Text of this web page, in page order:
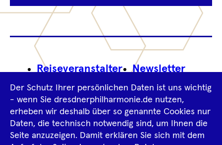
Footer
Reiseveranstalter Newsletter
Impressum
Datenschutz­information AGB
Intern
Der Schutz Ihrer persönlichen Daten ist uns wichtig
- wenn Sie dresdnerphilharmonie.de nutzen,
erheben wir deshalb über so genannte Cookies nur
Daten, die technisch notwendig sind, um Ihnen die
Seite anzuzeigen. Damit erklären Sie sich mit dem